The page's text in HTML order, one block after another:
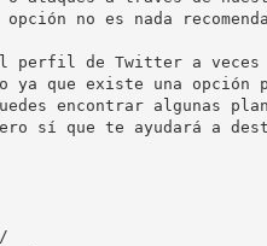
no es nada
perfil de Twitter a
ya que existe una opción
encontrar algunas
sí que te ayudará a